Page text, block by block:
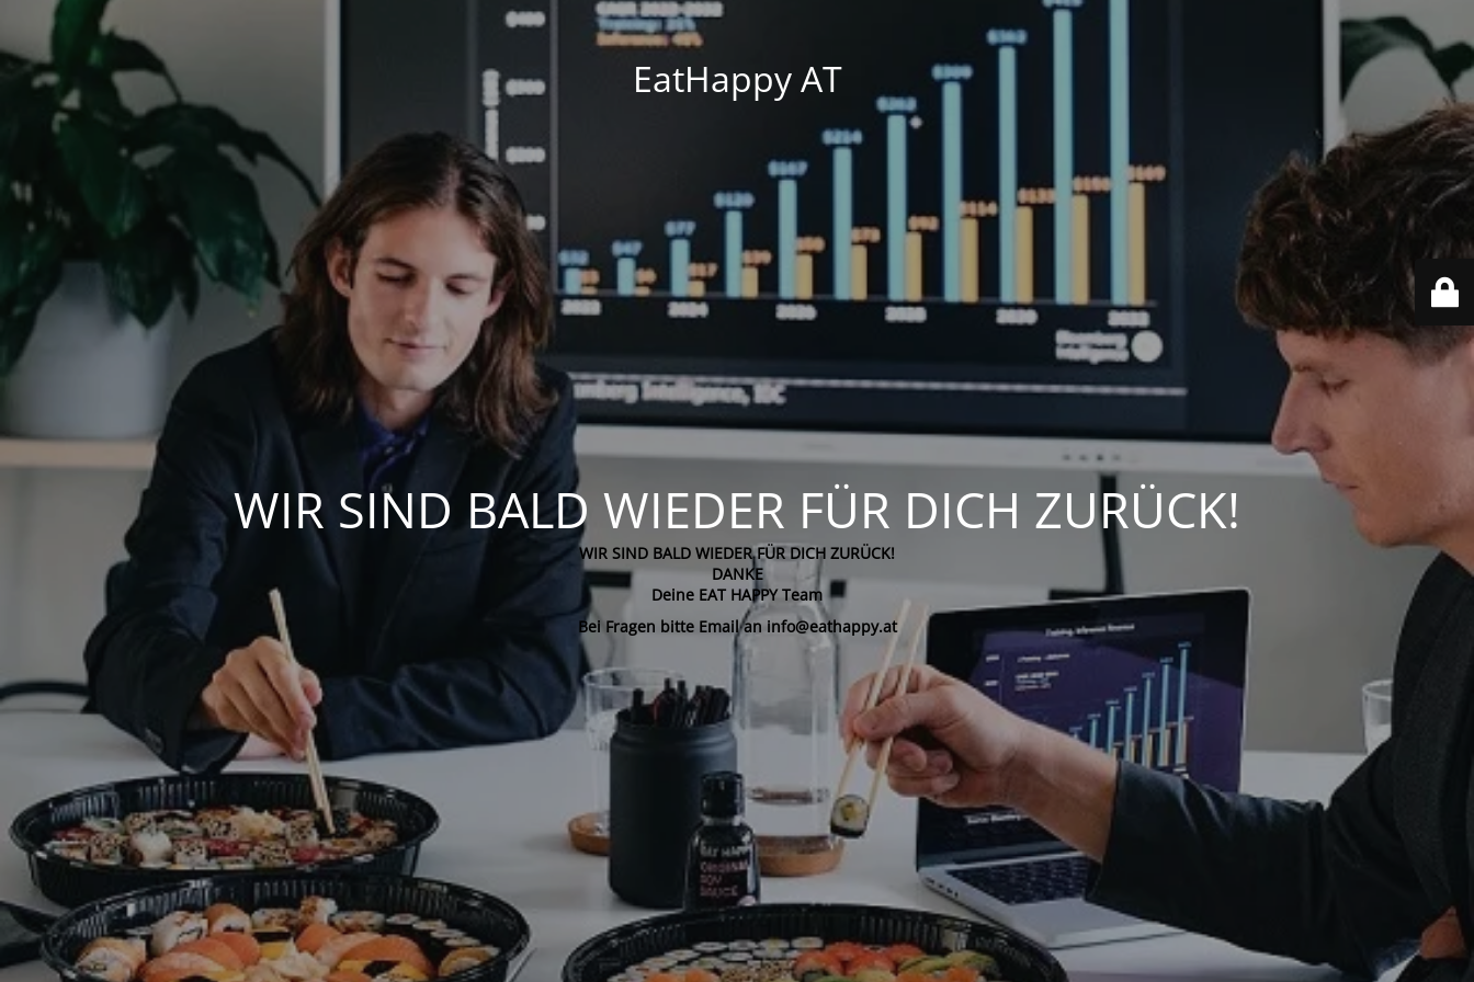
EatHappy AT
WIR SIND BALD WIEDER FÜR DICH ZURÜCK!
WIR SIND BALD WIEDER FÜR DICH ZURÜCK!
DANKE
Deine EAT HAPPY Team
Bei Fragen bitte Email an info@eathappy.at